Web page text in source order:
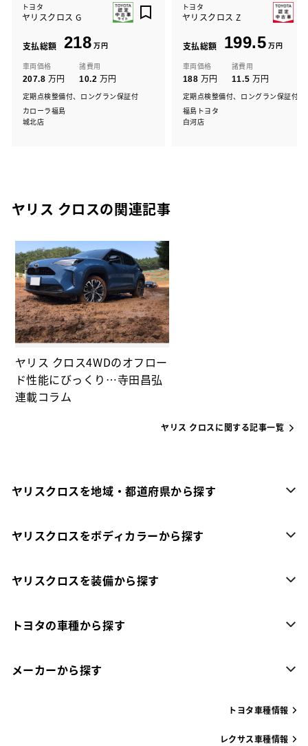
トヨタ
ヤリスクロス G
支払総額 218 万円
車両価格
207.8 万円
諸費用
10.2 万円
定期点検整備付、ロングラン保証付
カローラ福島
城北店
トヨタ
ヤリスクロス Z
支払総額 199.5 万円
車両価格
188 万円
諸費用
11.5 万円
定期点検整備付、ロングラン保証付
福島トヨタ
白河店
ヤリス クロスの関連記事
ヤリス クロス4WDのオフロー
ド性能にびっくり…寺田昌弘
連載コラム
ヤリス クロスに関する記事一覧
ヤリスクロスを地域・都道府県から探す
ヤリスクロスをボディカラーから探す
ヤリスクロスを装備から探す
トヨタの車種から探す
メーカーから探す
トヨタ車種情報
レクサス車種情報